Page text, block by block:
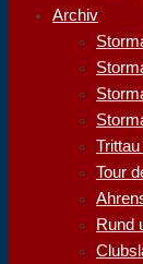
Archiv
Tour
Rund